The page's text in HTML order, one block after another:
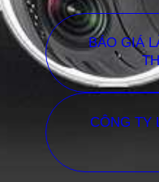
BÁO GIÁ
CÔNG TY